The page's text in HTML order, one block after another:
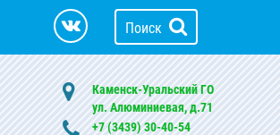
Поиск
Каменск-Уральский ГО
ул. Алюминиевая, д.71
+7 (3439) 30-40-54